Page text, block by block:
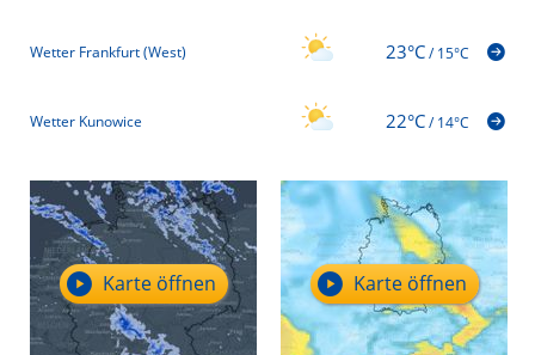
Wetter Frankfurt (West) 23°C/15°C
Wetter Kunowice 22°C/14°C
Karte öffnen Karte öffnen